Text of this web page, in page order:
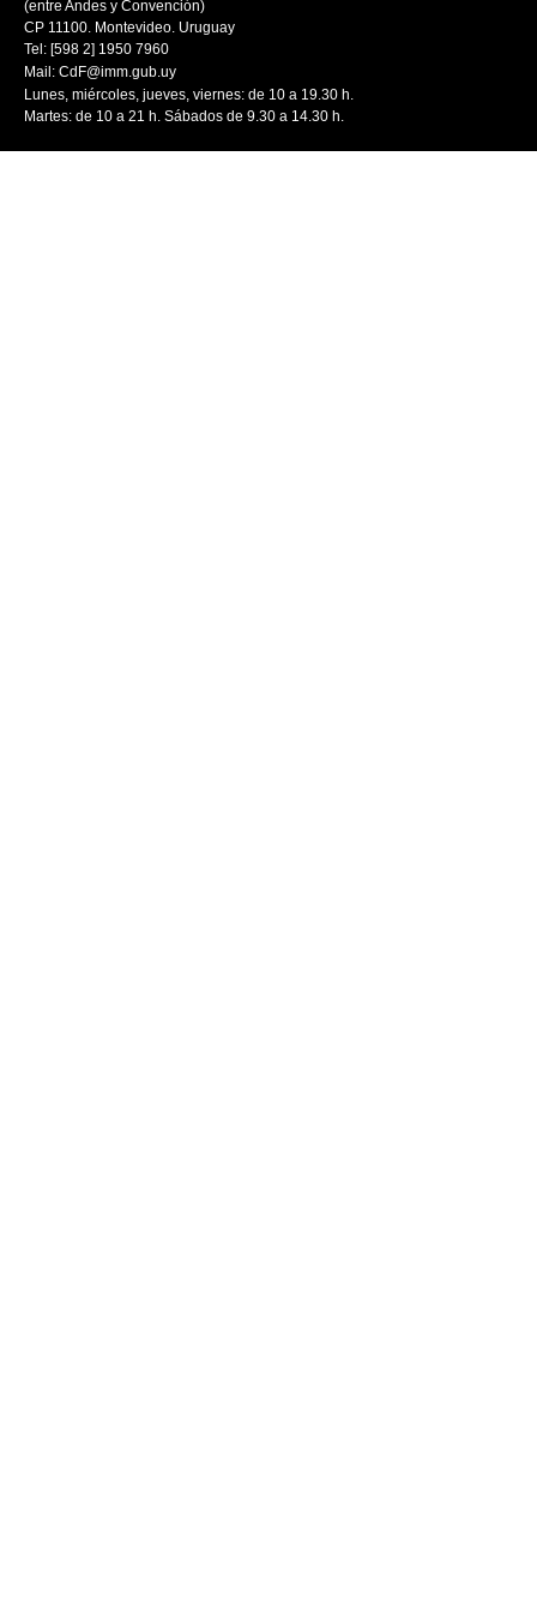
(entre Andes y Convención)
CP 11100. Montevideo. Uruguay
Tel: [598 2] 1950 7960
Mail: CdF@imm.gub.uy
Lunes, miércoles, jueves, viernes: de 10 a 19.30 h.
Martes: de 10 a 21 h. Sábados de 9.30 a 14.30 h.